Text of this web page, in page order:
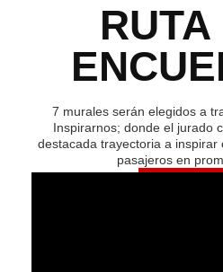
7 murales serán elegidos a
Inspirarnos; donde el jurado
destacada trayectoria a inspirar
pasajeros en